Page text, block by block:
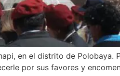
en el distrito de Polobaya.
por sus favores y